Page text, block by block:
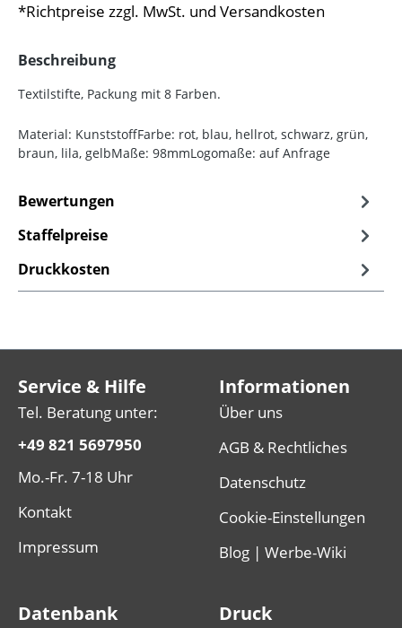
*Richtpreise zzgl. MwSt. und Versandkosten
Beschreibung
Textilstifte, Packung mit 8 Farben.
Material: KunststoffFarbe: rot, blau, hellrot, schwarz, grün,
braun, lila, gelbMaße: 98mmLogomaße: auf Anfrage
Bewertungen
Staffelpreise
Druckkosten
Service & Hilfe
Tel. Beratung unter:
+49 821 5697950
Mo.-Fr. 7-18 Uhr
Kontakt
Impressum
Informationen
Über uns
AGB & Rechtliches
Datenschutz
Cookie-Einstellungen
Blog | Werbe-Wiki
Datenbank Druck